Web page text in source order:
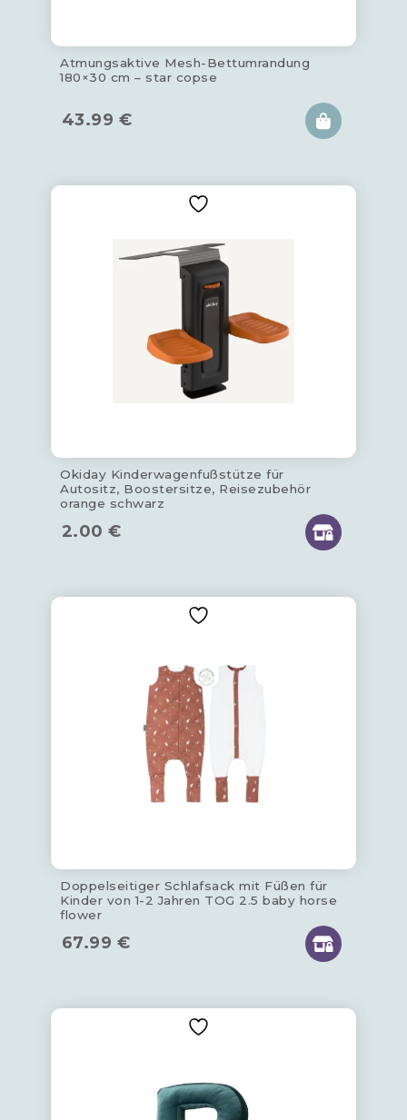
Atmungsaktive Mesh-Bettumrandung
180×30 cm – star copse
43.99 €
Okiday Kinderwagenfußstütze für
Autositz, Boostersitze, Reisezubehör
orange schwarz
2.00 €
Doppelseitiger Schlafsack mit Füßen für
Kinder von 1-2 Jahren TOG 2.5 baby horse
flower
67.99 €